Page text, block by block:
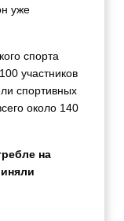
уже
спорта
участников
спортивных
около 140
на